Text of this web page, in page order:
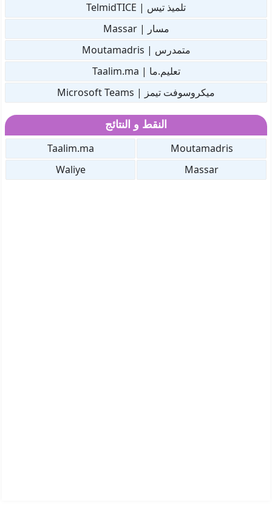
تلميذ تيس | TelmidTICE
مسار | Massar
متمدرس | Moutamadris
تعليم.ما | Taalim.ma
ميكروسوفت تيمز | Microsoft Teams
النقط و النتائج
Moutamadris
Taalim.ma
Massar
Waliye